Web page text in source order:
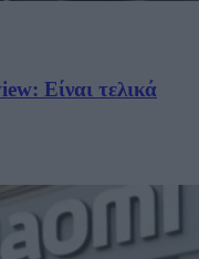
Είναι τελικά